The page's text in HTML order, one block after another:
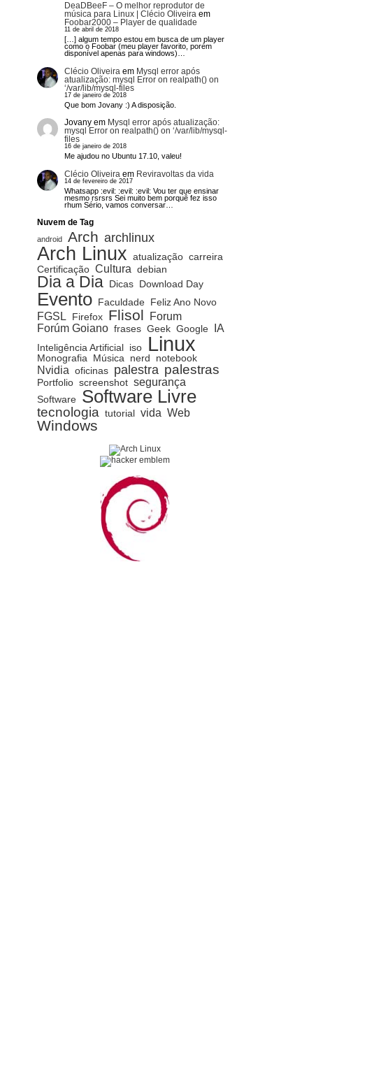
DeaDBeeF – O melhor reprodutor de
música para Linux | Clécio Oliveira em
Foobar2000 – Player de qualidade
11 de abril de 2018
[…] algum tempo estou em busca de um player
como o Foobar (meu player favorito, porém
disponível apenas para windows)…
Clécio Oliveira em Mysql error após
atualização: mysql Error on realpath() on
‘/var/lib/mysql-files
17 de janeiro de 2018
Que bom Jovany :) A disposição.
Jovany em Mysql error após atualização:
mysql Error on realpath() on ‘/var/lib/mysql-
files
16 de janeiro de 2018
Me ajudou no Ubuntu 17.10, valeu!
Clécio Oliveira em Reviravoltas da vida
14 de fevereiro de 2017
Whatsapp :evil: :evil: :evil: Vou ter que ensinar
mesmo rsrsrs Sei muito bem porquê fez isso
rhum Sério, vamos conversar…
Nuvem de Tag
android Arch archlinux
Arch Linux atualização carreira
Certificação Cultura debian
Dia a Dia Dicas Download Day
Evento Faculdade Feliz Ano Novo
FGSL Firefox Flisol Forum
Forúm Goiano frases Geek Google IA
Inteligência Artificial iso Linux
Monografia Música nerd notebook
Nvidia oficinas palestra palestras
Portfolio screenshot segurança
Software Software Livre
tecnologia tutorial vida Web
Windows